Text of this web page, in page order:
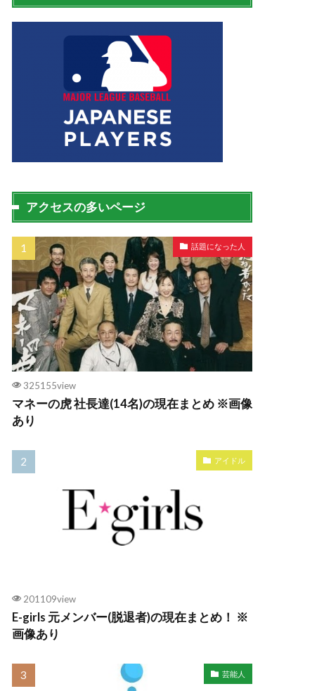
アクセスの多いページ
話題になった人
325155view
マネーの虎 社長達(14名)の現在まとめ ※画像
あり
アイドル
201109view
E-girls 元メンバー(脱退者)の現在まとめ！ ※
画像あり
芸能人